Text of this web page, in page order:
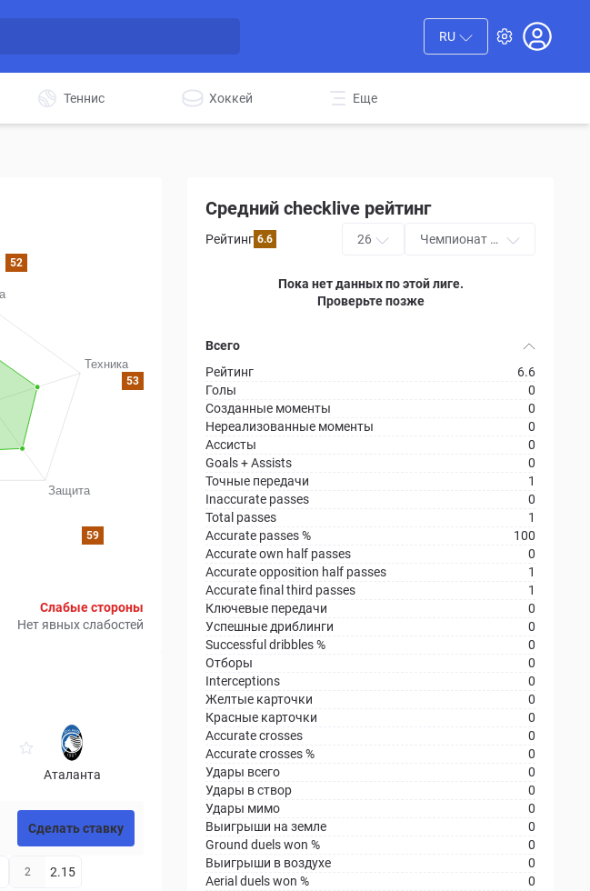
RU
Теннис Хоккей Еще
52
53
59
Слабые стороны
Нет явных слабостей
Аталанта
Сделать ставку
2 2.15
Средний checklive рейтинг
Рейтинг 6.6 26
Чемпионат м
Пока нет данных по этой лиге.
Проверьте позже
Всего
Рейтинг
6.6
Голы
0
Созданные моменты
0
Нереализованные моменты
0
Ассисты
0
Goals + Assists
0
Точные передачи
1
Inaccurate passes
0
Total passes
1
Accurate passes %
100
Accurate own half passes
0
Accurate opposition half passes
1
Accurate final third passes
1
Ключевые передачи
0
Успешные дриблинги
0
Successful dribbles %
0
Отборы
0
Interceptions
0
Желтые карточки
0
Красные карточки
0
Accurate crosses
0
Accurate crosses %
0
Удары всего
0
Удары в створ
0
Удары мимо
0
Выигрыши на земле
0
Ground duels won %
0
Выигрыши в воздухе
0
Aerial duels won %
0